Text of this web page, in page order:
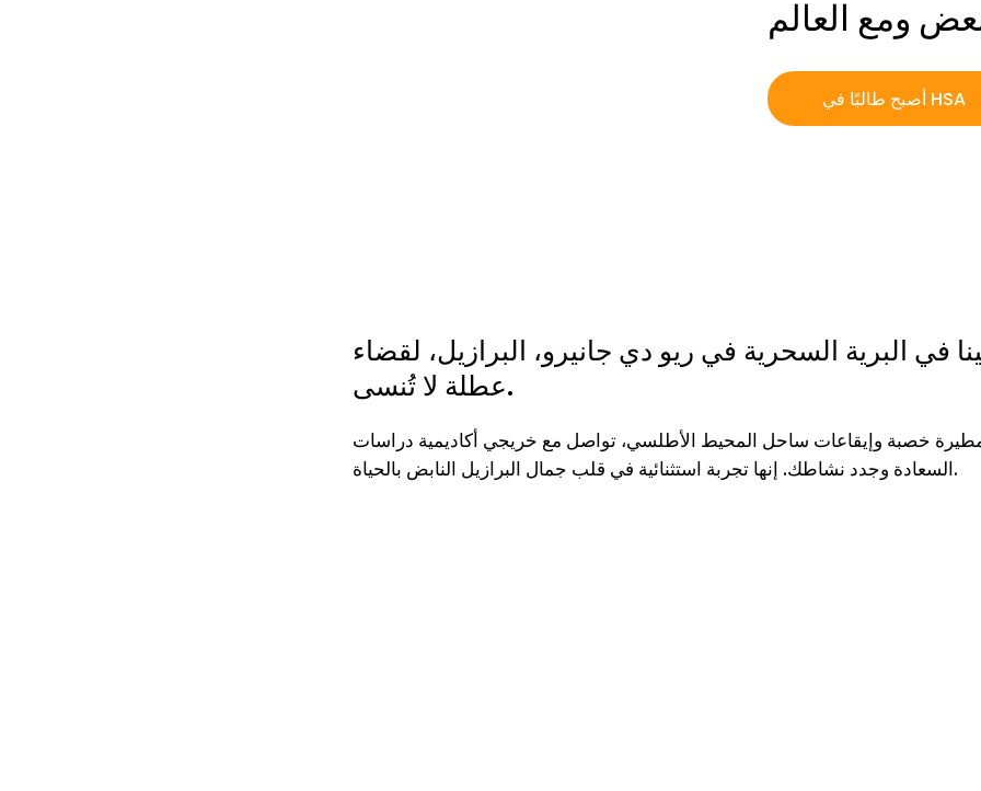
أصبح طالبًا في HSA
في البرية السحرية في ريو دي جانيرو، البرازيل، لقضاء
عطلة لا تُنسى.
خصبة وإيقاعات ساحل المحيط الأطلسي، تواصل مع خريجي أكاديمية دراسات
السعادة وجدد نشاطك. إنها تجربة استثنائية في قلب جمال البرازيل النابض بالحياة.